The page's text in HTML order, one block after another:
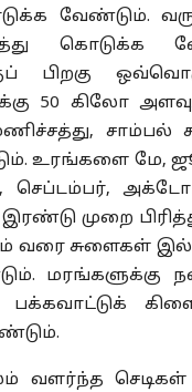
வேண்டும்.
கொடுக்க
பிறகு
50 கிலோ
சாம்பல்
உரங்களை மே,
செப்டம்பர்,
முறை
வரை சுளைகள்
மரங்களுக்கு
பக்கவாட்டுக்
வளர்ந்த செடிகள்